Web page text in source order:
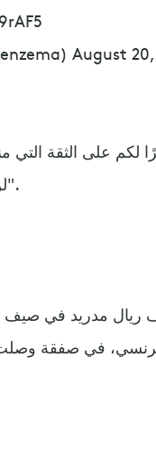
August 20,
لكم على الثقة التي
لن نستسلم أبدا.. يحيا مدريد".